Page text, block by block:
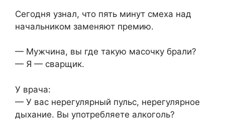
Сегодня узнал, что пять минут смеха над
начальником заменяют премию.
— Мужчина, вы где такую масочку брали?
— Я — сварщик.
У врача:
— У вас нерегулярный пульс, нерегулярное
дыхание. Вы употребляете алкоголь?